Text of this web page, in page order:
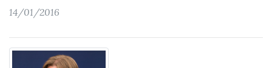
14/01/2016